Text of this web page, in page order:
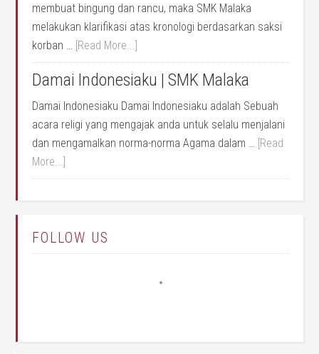
membuat bingung dan rancu, maka SMK Malaka
melakukan klarifikasi atas kronologi berdasarkan saksi
korban … [Read More...]
Damai Indonesiaku | SMK Malaka
Damai Indonesiaku Damai Indonesiaku adalah Sebuah
acara religi yang mengajak anda untuk selalu menjalani
dan mengamalkan norma-norma Agama dalam … [Read
More...]
FOLLOW US